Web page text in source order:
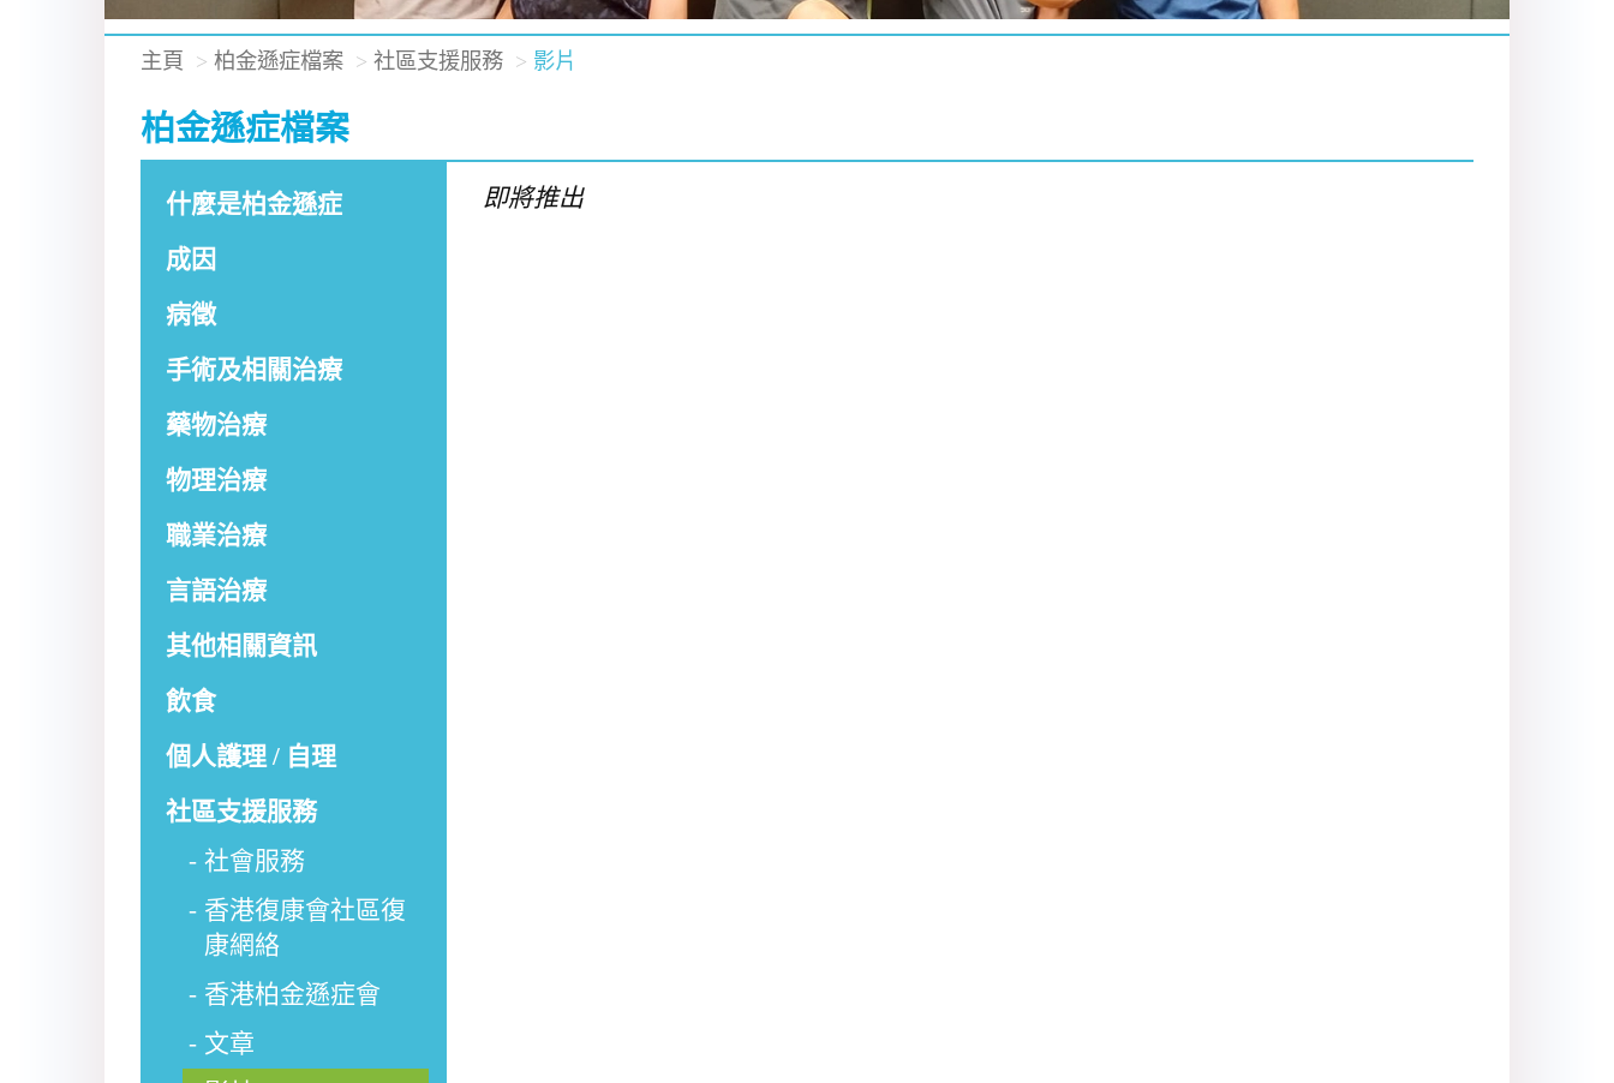
主頁 柏金遜症檔案 社區支援服務 影片
柏金遜症檔案
什麼是柏金遜症
成因
病徵
手術及相關治療
藥物治療
物理治療
職業治療
言語治療
其他相關資訊
飲食
個人護理 / 自理
社區支援服務
社會服務
香港復康會社區復
康網絡
香港柏金遜症會
文章
即將推出